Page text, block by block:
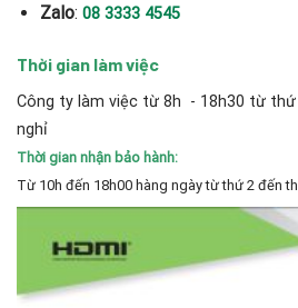
Zalo: 08 3333 4545
Thời gian làm việc
Công ty làm việc từ 8h - 18h30 từ
nghỉ
Thời gian nhận bảo hành:
Từ 10h đến 18h00 hàng ngày từ thứ 2 đến